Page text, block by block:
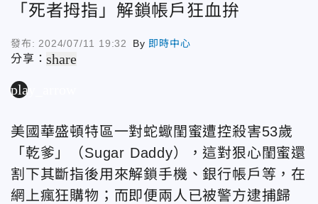
「死者拇指」解鎖帳戶狂血拚
發布: 2024/07/11 19:32 By 即時中心
分享：share
play_arrow
美國華盛頓特區一對蛇蠍閨蜜遭控殺害53歲
「乾爹」（Sugar Daddy），這對狠心閨蜜還
割下其斷指後用來解鎖手機、銀行帳戶等，在
網上瘋狂購物；而即便兩人已被警方逮捕歸